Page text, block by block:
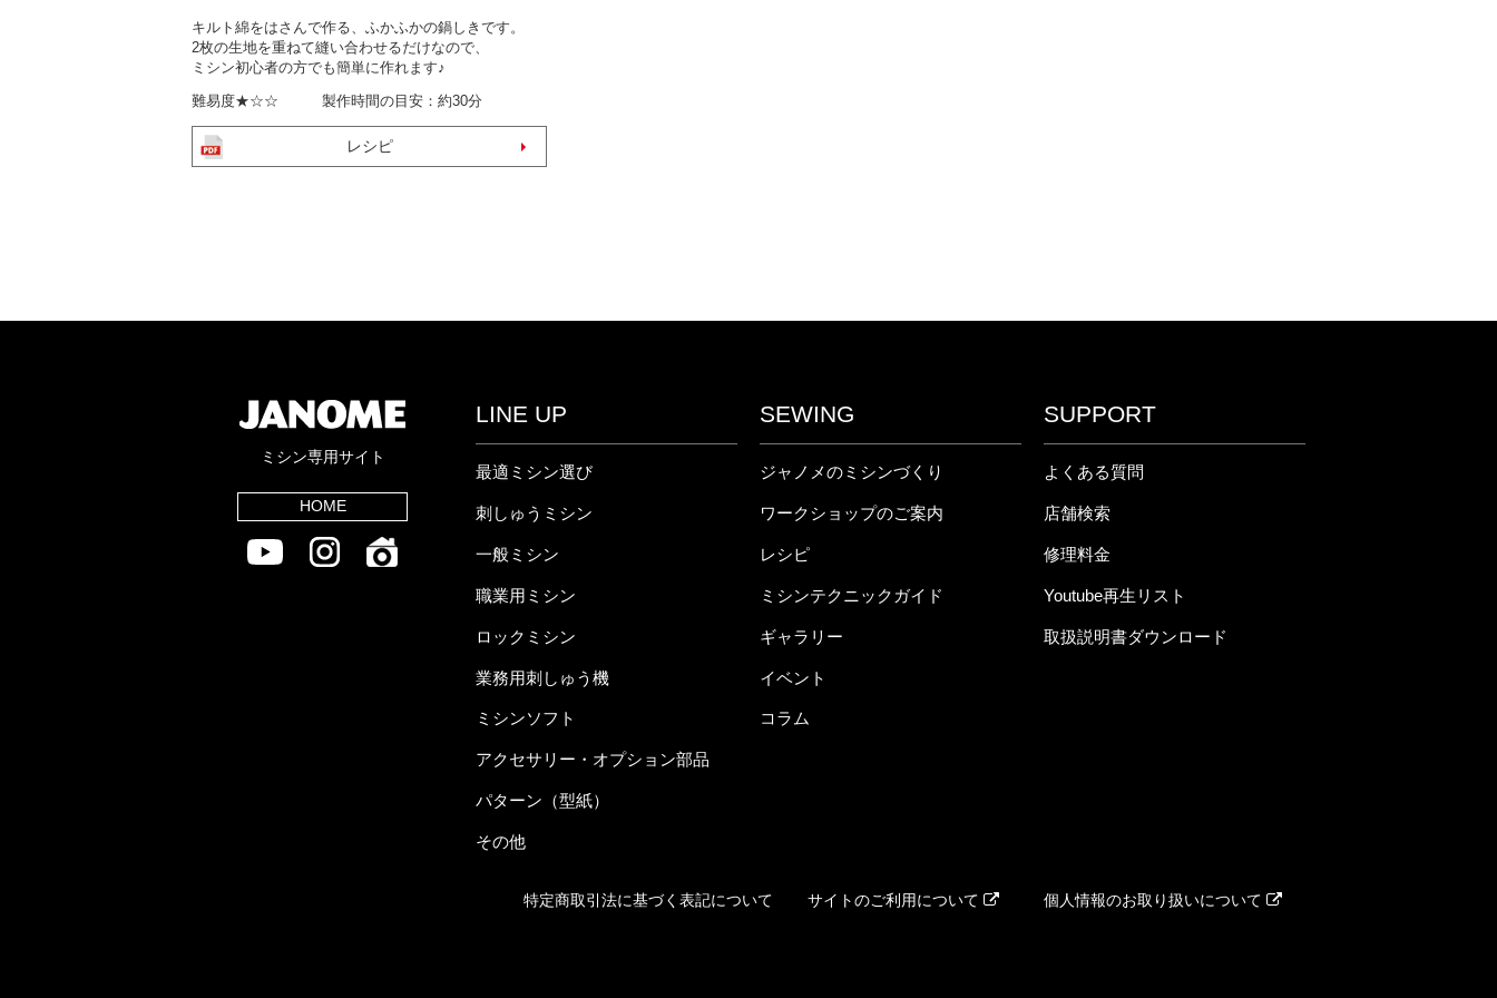
キルト綿をはさんで作る、ふかふかの鍋しきです。
2枚の生地を重ねて縫い合わせるだけなので、
ミシン初心者の方でも簡単に作れます♪
難易度★☆☆ 製作時間の目安：約30分
レシピ
ミシン専用サイト
HOME
LINE UP
最適ミシン選び
刺しゅうミシン
一般ミシン
職業用ミシン
ロックミシン
業務用刺しゅう機
ミシンソフト
アクセサリー・オプション部品
パターン（型紙）
その他
SEWING
ジャノメのミシンづくり
ワークショップのご案内
レシピ
ミシンテクニックガイド
ギャラリー
イベント
コラム
SUPPORT
よくある質問
店舗検索
修理料金
Youtube再生リスト
取扱説明書ダウンロード
特定商取引法に基づく表記について サイトのご利用について 個人情報のお取り扱いについて